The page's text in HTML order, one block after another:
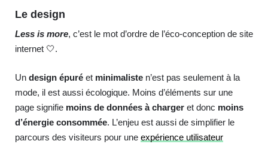
Le design
Less is more, c’est le mot d’ordre de l’éco-conception de site
internet 🤍.
Un design épuré et minimaliste n’est pas seulement à la
mode, il est aussi écologique. Moins d’éléments sur une
page signifie moins de données à charger et donc moins
d’énergie consommée. L’enjeu est aussi de simplifier le
parcours des visiteurs pour une expérience utilisateur